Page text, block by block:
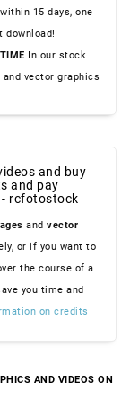
within 15 days, one
download!
In our stock
vector graphics
and buy
and pay
- rcfotostock
and vector
or if you want to
the course of a
you time and
on credits
AND VIDEOS ON